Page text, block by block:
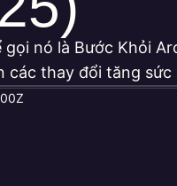
nó là Bước Khỏi
thay đổi tăng sức